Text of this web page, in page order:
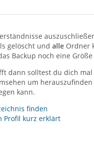
gelöscht und alle Ordner
Backup noch eine Größe
dann solltest du dich
um
kann.
finden
Profil kurz erklärt